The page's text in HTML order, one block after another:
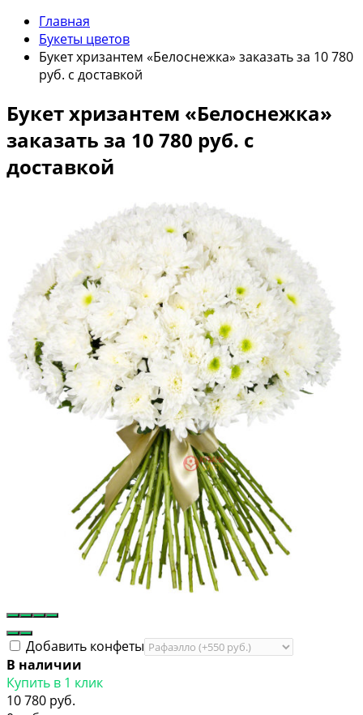
Главная
Букеты цветов
Букет хризантем «Белоснежка» заказать за 10 780
руб. с доставкой
Букет хризантем «Белоснежка»
заказать за 10 780 руб. с
доставкой
Добавить конфеты
В наличии
Купить в 1 клик
10 780 руб.